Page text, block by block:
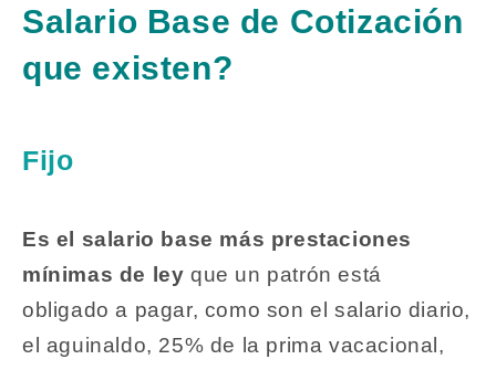
Salario Base de Cotización
que existen?
Fijo
Es el salario base más prestaciones
mínimas de ley que un patrón está
obligado a pagar, como son el salario diario,
el aguinaldo, 25% de la prima vacacional,